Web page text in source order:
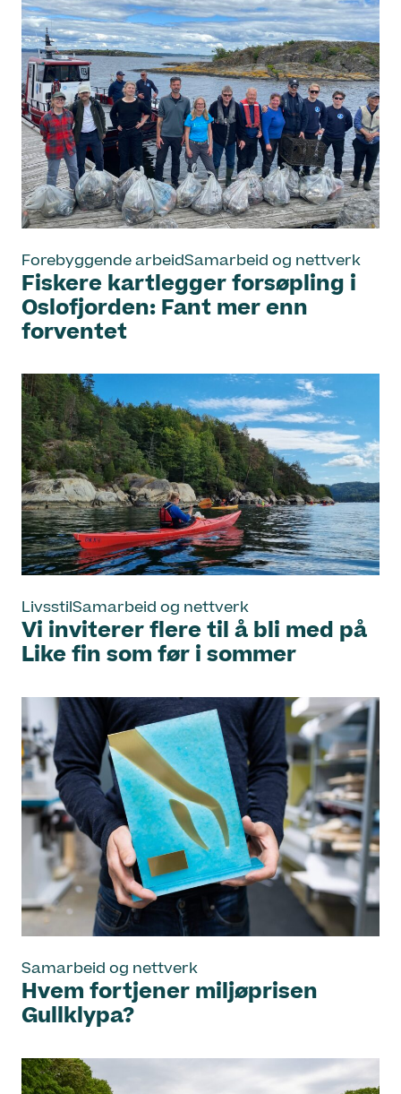
Forebyggende arbeidSamarbeid og nettverk
Fiskere kartlegger forsøpling i
Oslofjorden: Fant mer enn
forventet
LivsstilSamarbeid og nettverk
Vi inviterer flere til å bli med på
Like fin som før i sommer
Samarbeid og nettverk
Hvem fortjener miljøprisen
Gullklypa?